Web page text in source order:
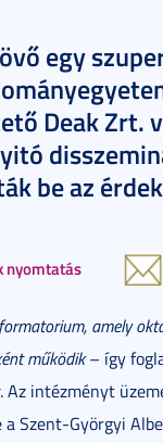
egy
Deak Zrt.
be az
nyomtatás
amely
működik– így
. Az intézményt
Györgyi